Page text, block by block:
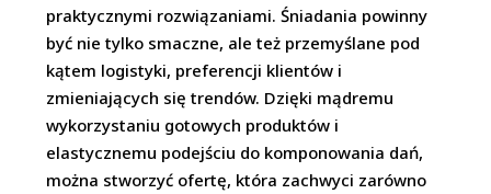
praktycznymi rozwiązaniami. Śniadania powinny
być nie tylko smaczne, ale też przemyślane pod
kątem logistyki, preferencji klientów i
zmieniających się trendów. Dzięki mądremu
wykorzystaniu gotowych produktów i
elastycznemu podejściu do komponowania dań,
można stworzyć ofertę, która zachwyci zarówno